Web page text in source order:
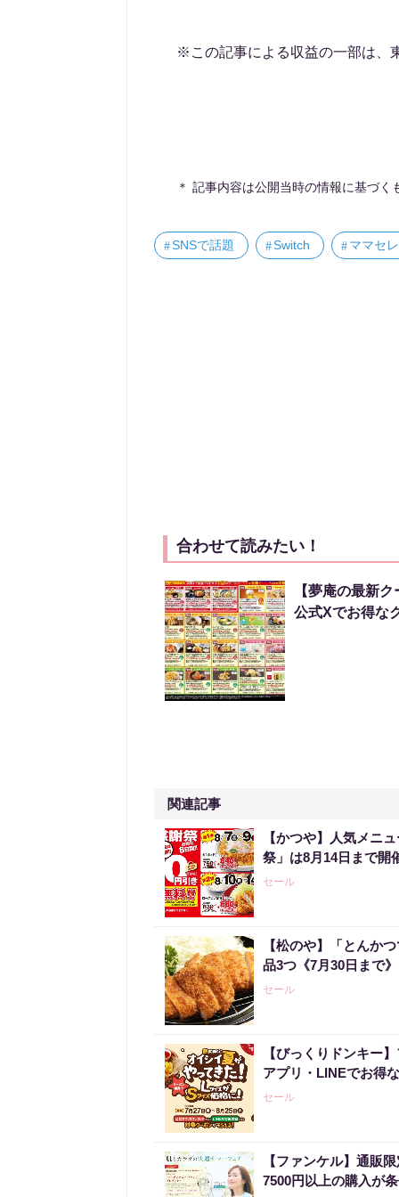
※この記事による収益の一部は、
＊ 記事内容は公開当時の情報に基づく
SNSで話題 Switch ママセレ
合わせて読みたい！
【夢庵の最新
公式Xでお得な
関連記事
【かつや】人気メニ
祭」は8月14日まで開
セール
【松のや】「とんか
品3つ《7月30日まで》
セール
【びっくりドンキー
アプリ・LINEでお得
セール
【ファンケル】通販
7500円以上の購入が